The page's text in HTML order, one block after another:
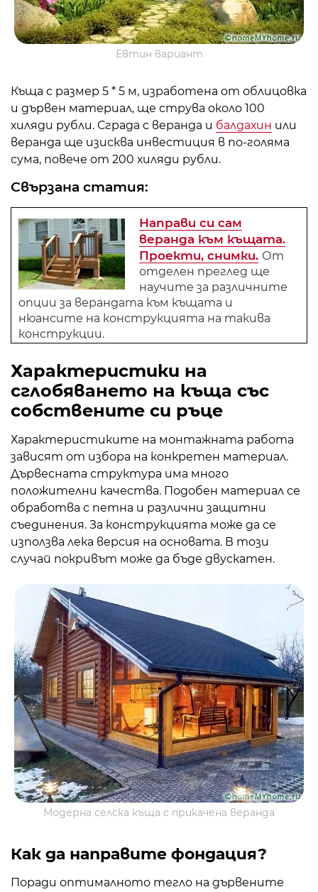
Евтин вариант
Къща с размер 5 * 5 м, изработена от облицовка
и дървен материал, ще струва около 100
хиляди рубли. Сграда с веранда и балдахин или
веранда ще изисква инвестиция в по-голяма
сума, повече от 200 хиляди рубли.
Свързана статия:
Направи си сам
веранда към къщата.
Проекти, снимки. От
отделен преглед ще
научите за различните
опции за верандата към къщата и
нюансите на конструкцията на такива
конструкции.
Характеристики на
сглобяването на къща със
собствените си ръце
Характеристиките на монтажната работа
зависят от избора на конкретен материал.
Дървесната структура има много
положителни качества. Подобен материал се
обработва с петна и различни защитни
съединения. За конструкцията може да се
използва лека версия на основата. В този
случай покривът може да бъде двускатен.
Модерна селска къща с прикачена веранда
Как да направите фондация?
Поради оптималното тегло на дървените